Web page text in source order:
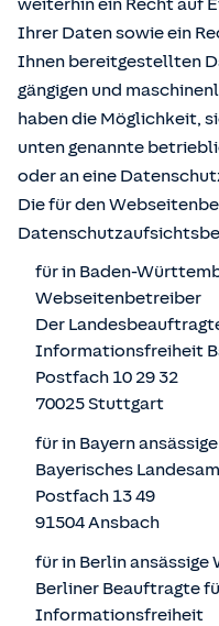
weiterhin ein Recht auf
Ihrer Daten sowie ein
Ihnen bereitgestellten
gängigen und
haben die Möglichkeit,
unten genannte
oder an eine
Die für den
für in Baden-
Webseitenbetreiber
Der
Informationsfreiheit
Postfach 10 29 32
70025 Stuttgart
für in Bayern
Bayerisches
Postfach 13 49
91504 Ansbach
für in Berlin
Berliner Beauftragte
Informationsfreiheit